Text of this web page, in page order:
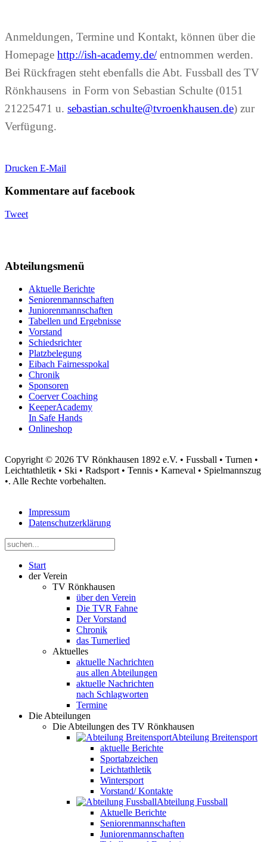
Anmeldungen, Termine und Kontakt, können über die
Homepage http://ish-academy.de/entnommen werden.
Bei Rückfragen steht ebenfalls die Abt. Fussball des TV
Rönkhausens in Form von Sebastian Schulte (0151
21225471 u. sebastian.schulte@tvroenkhausen.de) zur
Verfügung.
Drucken E-Mail
Kommentare auf facebook
Tweet
Abteilungsmenü
Aktuelle Berichte
Seniorenmannschaften
Juniorenmannschaften
Tabellen und Ergebnisse
Vorstand
Schiedsrichter
Platzbelegung
Eibach Fairnesspokal
Chronik
Sponsoren
Coerver Coaching
KeeperAcademy
In Safe Hands
Onlineshop
Copyright © 2026 TV Rönkhausen 1892 e.V. • Fussball • Turnen •
Leichtathletik • Ski • Radsport • Tennis • Karneval • Spielmannszug
•. Alle Rechte vorbehalten.
Impressum
Datenschutzerklärung
Start
der Verein
TV Rönkhausen
über den Verein
Die TVR Fahne
Der Vorstand
Chronik
das Turnerlied
Aktuelles
aktuelle Nachrichten
aus allen Abteilungen
aktuelle Nachrichten
nach Schlagworten
Termine
Die Abteilungen
Die Abteilungen des TV Rönkhausen
Abteilung Breitensport
aktuelle Berichte
Sportabzeichen
Leichtathletik
Wintersport
Vorstand/ Kontakte
Abteilung Fussball
Aktuelle Berichte
Seniorenmannschaften
Juniorenmannschaften